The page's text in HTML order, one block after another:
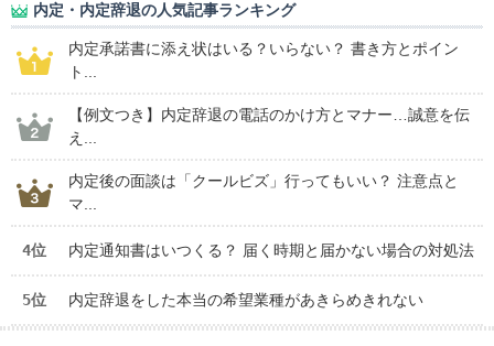
内定・内定辞退の人気記事ランキング
内定承諾書に添え状はいる？いらない？ 書き方とポイン
ト...
【例文つき】内定辞退の電話のかけ方とマナー…誠意を伝
え...
内定後の面談は「クールビズ」行ってもいい？ 注意点と
マ...
4位 内定通知書はいつくる？ 届く時期と届かない場合の対処法
5位 内定辞退をした本当の希望業種があきらめきれない